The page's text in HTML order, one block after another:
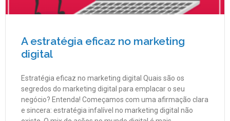
A estratégia eficaz no marketing
digital
Estratégia eficaz no marketing digital Quais são os
segredos do marketing digital para emplacar o seu
negócio? Entenda! Começamos com uma afirmação clara
e sincera: estratégia infalível no marketing digital não